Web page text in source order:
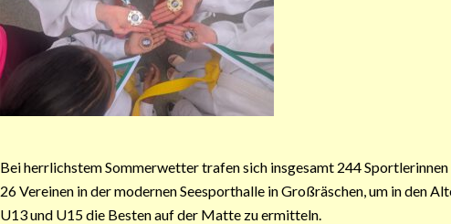
Bei herrlichstem Sommerwetter trafen sich insgesamt 244 Sportlerinnen
26 Vereinen in der modernen Seesporthalle in Großräschen, um in den
U13 und U15 die Besten auf der Matte zu ermitteln.